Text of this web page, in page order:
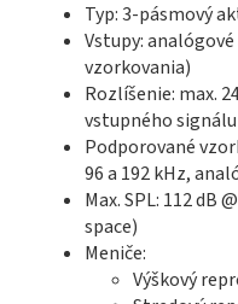
Typ: 3-pásmový
Vstupy:
vzorkovania)
Rozlíšenie: max.
vstupného signálu
Podporované
96 a 192 kHz,
Max. SPL: 112 dB
space)
Meniče:
Výškový